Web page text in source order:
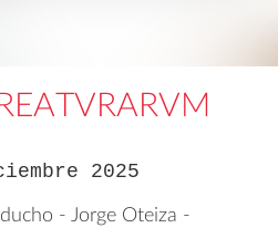
2025
- Jorge Oteiza -